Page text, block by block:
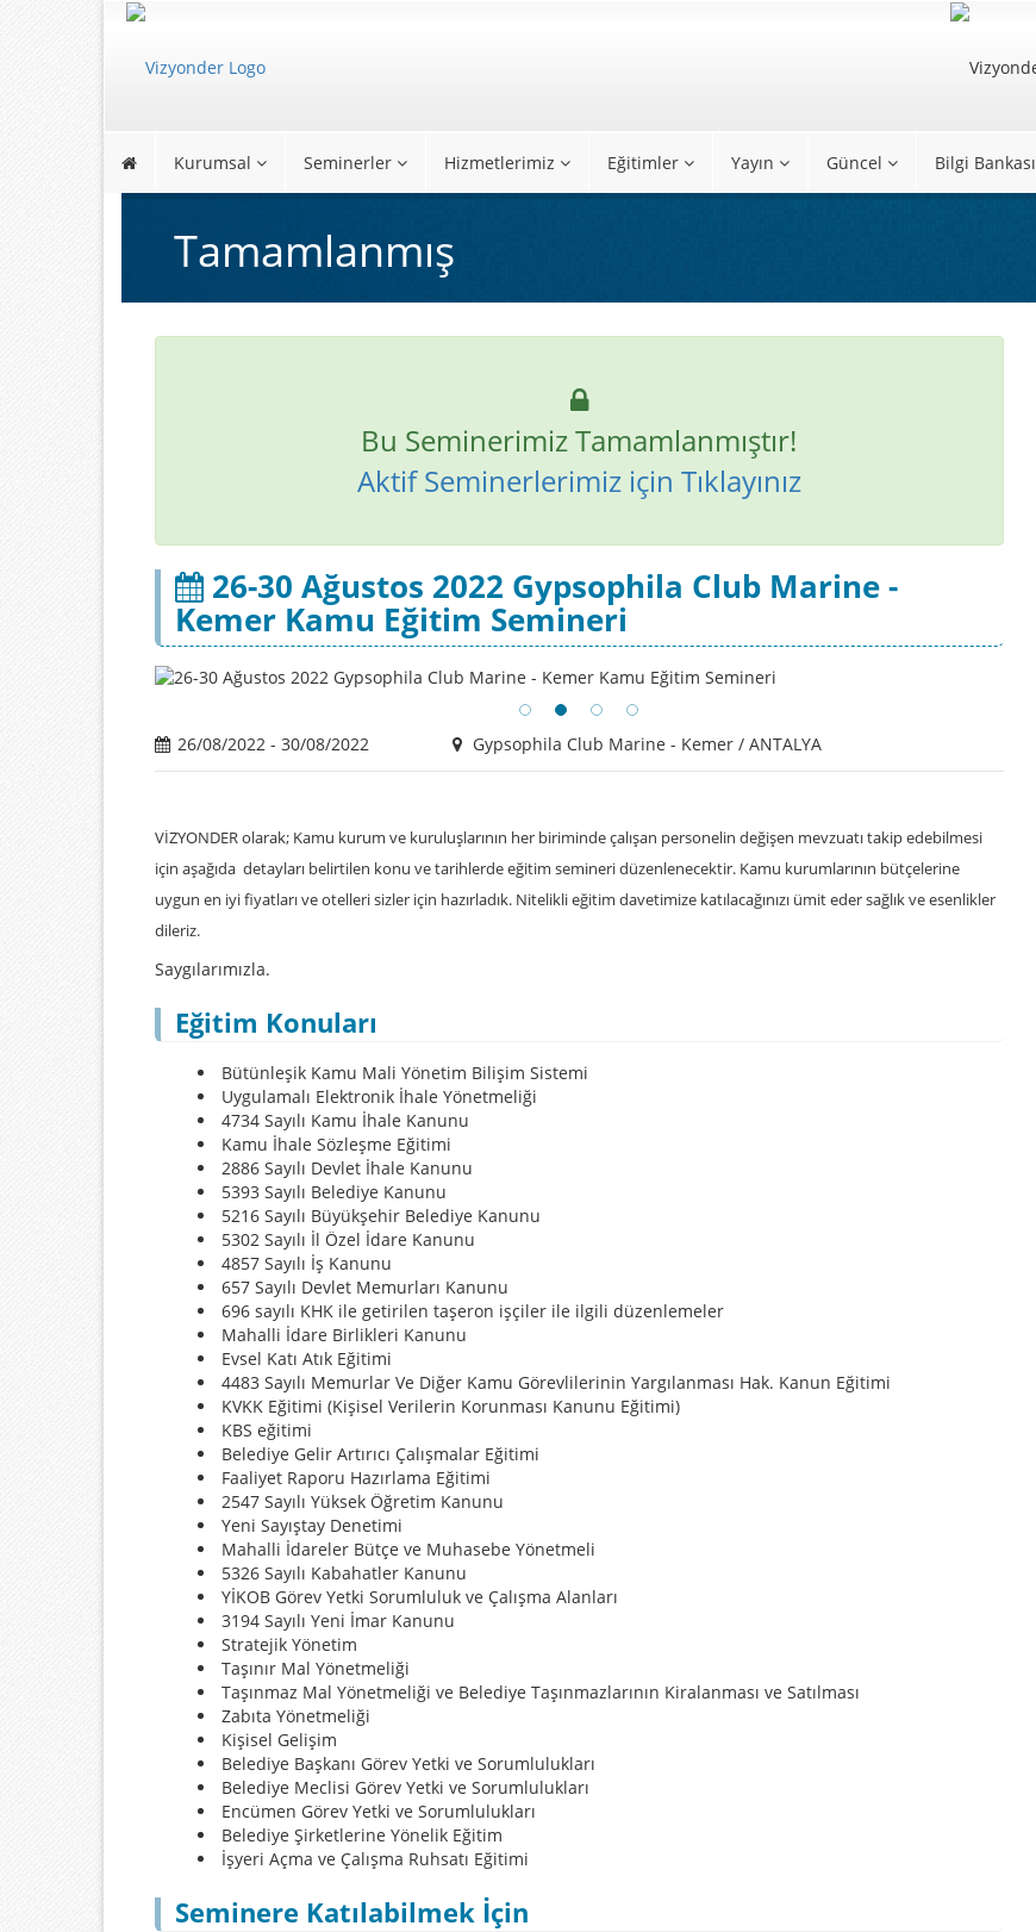
Kurumsal Seminerler Hizmetlerimiz Eğitimler Yayın Güncel Bilgi Bankası
Tamamlanmış
Bu Seminerimiz Tamamlanmıştır!
Aktif Seminerlerimiz için Tıklayınız
26-30 Ağustos 2022 Gypsophila Club Marine -
Kemer Kamu Eğitim Semineri
26/08/2022 - 30/08/2022 Gypsophila Club Marine - Kemer / ANTALYA
VİZYONDER olarak; Kamu kurum ve kuruluşlarının her biriminde çalışan personelin değişen mevzuatı takip edebilmesi
için aşağıda detayları belirtilen konu ve tarihlerde eğitim semineri düzenlenecektir. Kamu kurumlarının bütçelerine
uygun en iyi fiyatları ve otelleri sizler için hazırladık. Nitelikli eğitim davetimize katılacağınızı ümit eder sağlık ve esenlikler
dileriz.
Saygılarımızla.
Eğitim Konuları
Bütünleşik Kamu Mali Yönetim Bilişim Sistemi
Uygulamalı Elektronik İhale Yönetmeliği
4734 Sayılı Kamu İhale Kanunu
Kamu İhale Sözleşme Eğitimi
2886 Sayılı Devlet İhale Kanunu
5393 Sayılı Belediye Kanunu
5216 Sayılı Büyükşehir Belediye Kanunu
5302 Sayılı İl Özel İdare Kanunu
4857 Sayılı İş Kanunu
657 Sayılı Devlet Memurları Kanunu
696 sayılı KHK ile getirilen taşeron işçiler ile ilgili düzenlemeler
Mahalli İdare Birlikleri Kanunu
Evsel Katı Atık Eğitimi
4483 Sayılı Memurlar Ve Diğer Kamu Görevlilerinin Yargılanması Hak. Kanun Eğitimi
KVKK Eğitimi (Kişisel Verilerin Korunması Kanunu Eğitimi)
KBS eğitimi
Belediye Gelir Artırıcı Çalışmalar Eğitimi
Faaliyet Raporu Hazırlama Eğitimi
2547 Sayılı Yüksek Öğretim Kanunu
Yeni Sayıştay Denetimi
Mahalli İdareler Bütçe ve Muhasebe Yönetmeli
5326 Sayılı Kabahatler Kanunu
YİKOB Görev Yetki Sorumluluk ve Çalışma Alanları
3194 Sayılı Yeni İmar Kanunu
Stratejik Yönetim
Taşınır Mal Yönetmeliği
Taşınmaz Mal Yönetmeliği ve Belediye Taşınmazlarının Kiralanması ve Satılması
Zabıta Yönetmeliği
Kişisel Gelişim
Belediye Başkanı Görev Yetki ve Sorumlulukları
Belediye Meclisi Görev Yetki ve Sorumlulukları
Encümen Görev Yetki ve Sorumlulukları
Belediye Şirketlerine Yönelik Eğitim
İşyeri Açma ve Çalışma Ruhsatı Eğitimi
Seminere Katılabilmek İçin